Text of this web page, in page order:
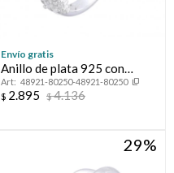
Envío gratis
Anillo de plata 925 con
circonias.
48921-80250-48921-80250
$ 2.895 $4.136
29